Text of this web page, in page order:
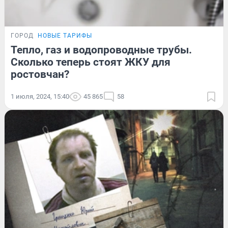
ГОРОД НОВЫЕ ТАРИФЫ
Тепло, газ и водопроводные трубы.
Сколько теперь стоят ЖКУ для
ростовчан?
1 июля, 2024, 15:40 45 865 58